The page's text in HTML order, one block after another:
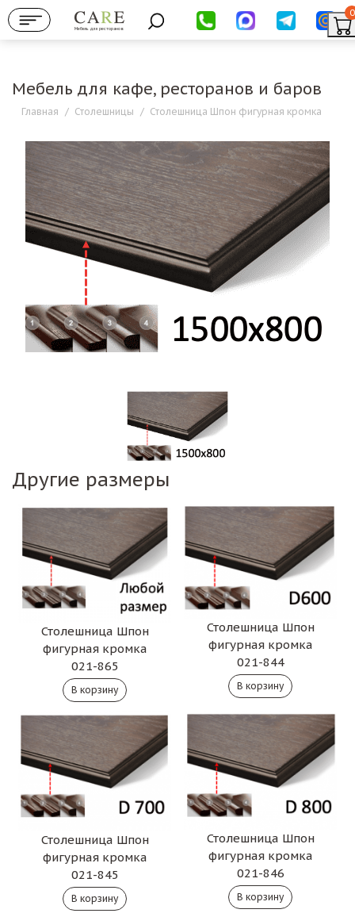
Мебель для ресторанов
0
Мебель для кафе, ресторанов и баров
Главная / Столешницы / Столешница Шпон фигурная кромка
Другие размеры
Столешница Шпон
фигурная кромка
021-865
Столешница Шпон
фигурная кромка
021-844
Столешница Шпон
фигурная кромка
021-845
Столешница Шпон
фигурная кромка
021-846